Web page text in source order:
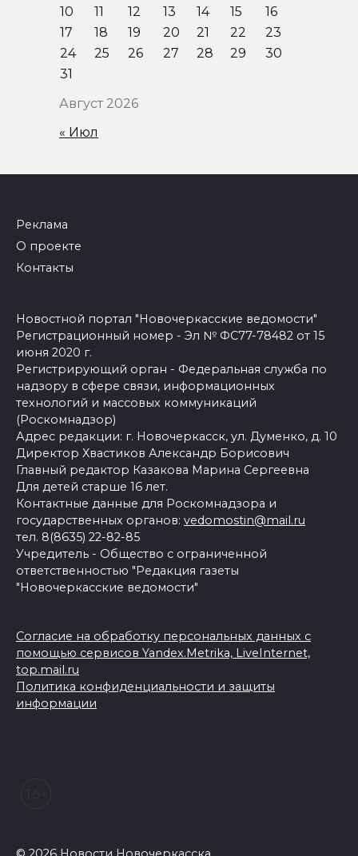
Август 2026
10
11 12 13 14 15
16
17
18 19 20 21 22
23
24
25 26 27 28 29
30
31
« Июл
Реклама
О проекте
Контакты
Новостной портал "Новочеркасские ведомости"
Регистрационный номер - Эл № ФС77-78482 от 15
июня 2020 г.
Регистрирующий орган - Федеральная служба по
надзору в сфере связи, информационных
технологий и массовых коммуникаций
(Роскомнадзор)
Адрес редакции: г. Новочеркасск, ул. Думенко, д. 10
Директор Хвастиков Александр Борисович
Главный редактор Казакова Марина Сергеевна
Для детей старше 16 лет.
Контактные данные для Роскомнадзора и
государственных органов: vedomostin@mail.ru
тел. 8(8635) 22-82-85
Учредитель - Общество с ограниченной
ответственностью "Редакция газеты
"Новочеркасские ведомости"
Согласие на обработку персональных данных с
помощью сервисов Yandex.Metrika, LiveInternet,
top.mail.ru
Политика конфиденциальности и защиты
информации